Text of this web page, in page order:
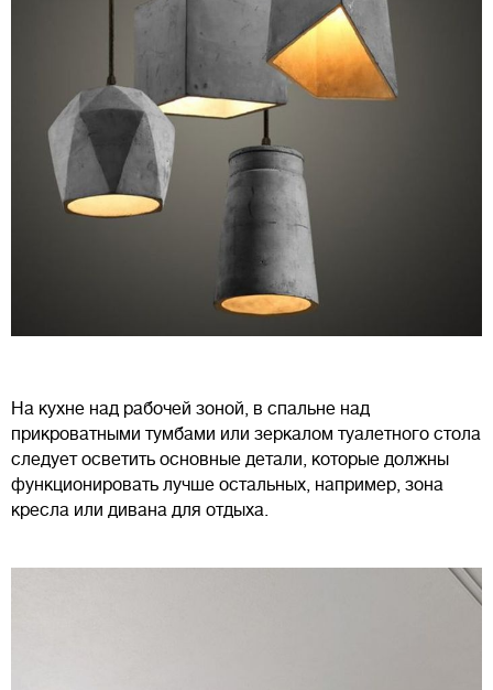
На кухне над рабочей зоной, в спальне над
прикроватными тумбами или зеркалом туалетного стола
следует осветить основные детали, которые должны
функционировать лучше остальных, например, зона
кресла или дивана для отдыха.